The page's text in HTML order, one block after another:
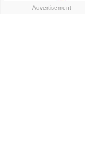
Advertisement